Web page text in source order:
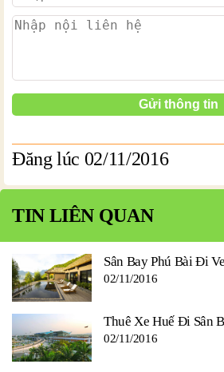
Đăng lúc 02/11/2016
TIN LIÊN QUAN
Sân Bay Phú Bài Đi
02/11/2016
Thuê Xe Huế Đi Sân
02/11/2016